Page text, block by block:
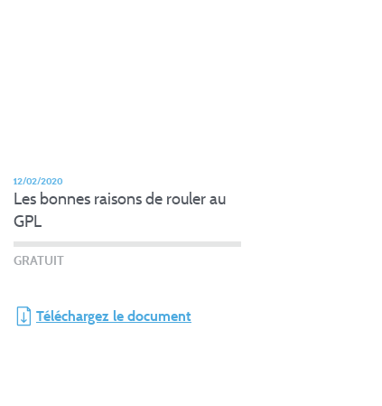
12/02/2020
Les bonnes raisons de rouler au
GPL
GRATUIT
Téléchargez le document